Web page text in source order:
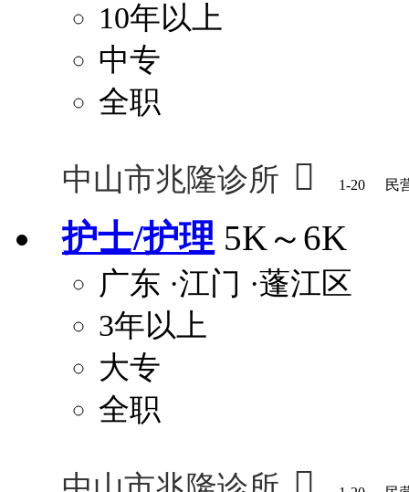
10年以上
中专
全职
中山市兆隆诊所  1-20 民
护士/护理 5K～6K
广东 ·江门 ·蓬江区
3年以上
大专
全职